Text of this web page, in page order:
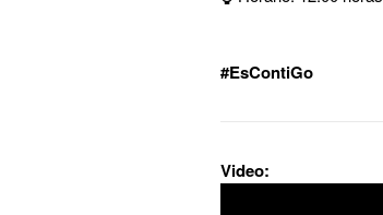
#EsContiGo
Video: